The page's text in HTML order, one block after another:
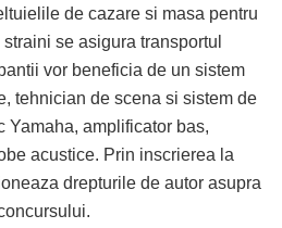
de cazare si masa pentru
se asigura transportul
vor beneficia de un sistem
tehnician de scena si sistem de
Yamaha, amplificator bas,
acustice. Prin inscrierea la
drepturile de autor asupra